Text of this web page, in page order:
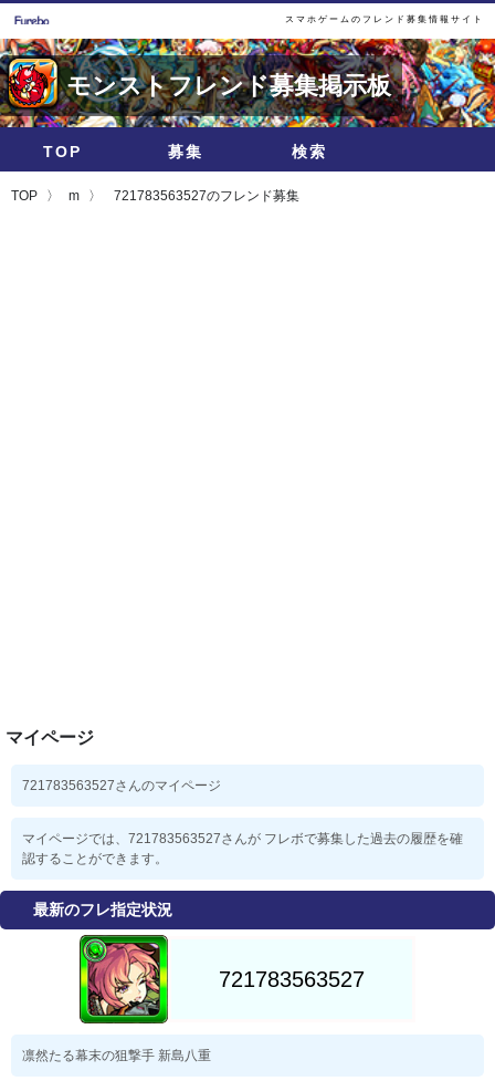
スマホゲームのフレンド募集情報サイト
モンストフレンド募集掲示板
TOP 募集 検索
TOP m 721783563527のフレンド募集
マイページ
721783563527さんのマイページ
マイページでは、721783563527さんが フレボで募集した過去の履歴を確
認することができます。
最新のフレ指定状況
凛然たる幕末の狙撃手 新島八重